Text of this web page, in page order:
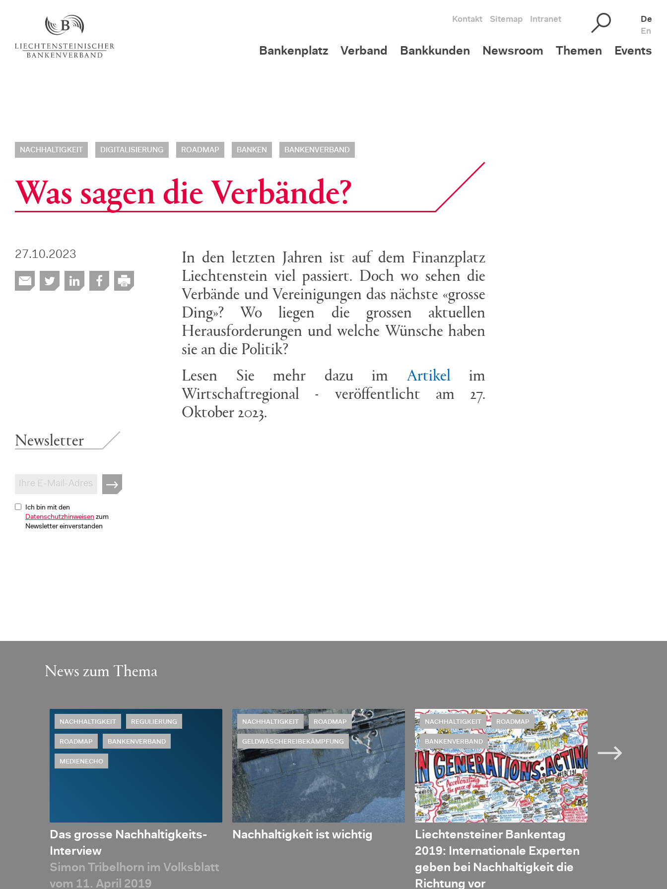
Kontakt Sitemap Intranet
De
En
Bankenplatz Verband Bankkunden Newsroom Themen Events
NACHHALTIGKEIT DIGITALISIERUNG ROADMAP BANKEN BANKENVERBAND
Was sagen die Verbände?
27.10.2023
In den letzten Jahren ist auf dem Finanzplatz
Liechtenstein viel passiert. Doch wo sehen die
Verbände und Vereinigungen das nächste «grosse
Ding»? Wo liegen die grossen aktuellen
Herausforderungen und welche Wünsche haben
sie an die Politik?
Lesen Sie mehr dazu im Artikel im
Wirtschaftregional - veröffentlicht am 27.
Oktober 2023.
Newsletter
Ich bin mit den
Datenschutzhinweisen zum
Newsletter einverstanden
News zum Thema
NACHHALTIGKEIT REGULIERUNG
ROADMAP BANKENVERBAND
MEDIENECHO
Das grosse Nachhaltigkeits-
Interview
Simon Tribelhorn im Volksblatt
vom 11. April 2019
NACHHALTIGKEIT ROADMAP
GELDWÄSCHEREIBEKÄMPFUNG
Nachhaltigkeit ist wichtig
NACHHALTIGKEIT ROADMAP
BANKENVERBAND
Liechtensteiner Bankentag
2019: Internationale Experten
geben bei Nachhaltigkeit die
Richtung vor